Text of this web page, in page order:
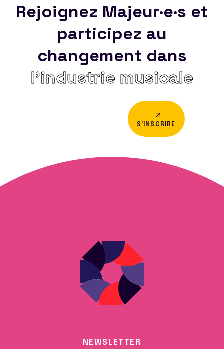
Rejoignez Majeur·e·s et
participez au
changement dans
l’industrie musicale
S'INSCRIRE
NEWSLETTER